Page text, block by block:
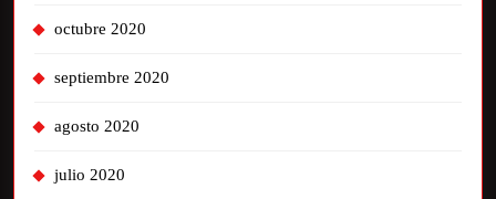
octubre 2020
septiembre 2020
agosto 2020
julio 2020